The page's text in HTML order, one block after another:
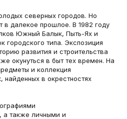
северных городов. Но
в далекое прошлое. В 1982 году
Южный Балык, Пыть-Ях и
городского типа. Экспозиция
развития и строительства
окунуться в быт тех времен. На
и коллекция
найденных в окрестностях
а также личными и